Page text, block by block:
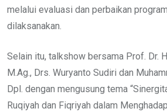
melalui evaluasi dan perbaikan
dilaksanakan.
Selain itu, talkshow bersama Prof. Dr.
M.Ag., Drs. Wuryanto Sudiri dan
Dpl. dengan mengusung tema
Ruqiyah dan Fiqriyah dalam